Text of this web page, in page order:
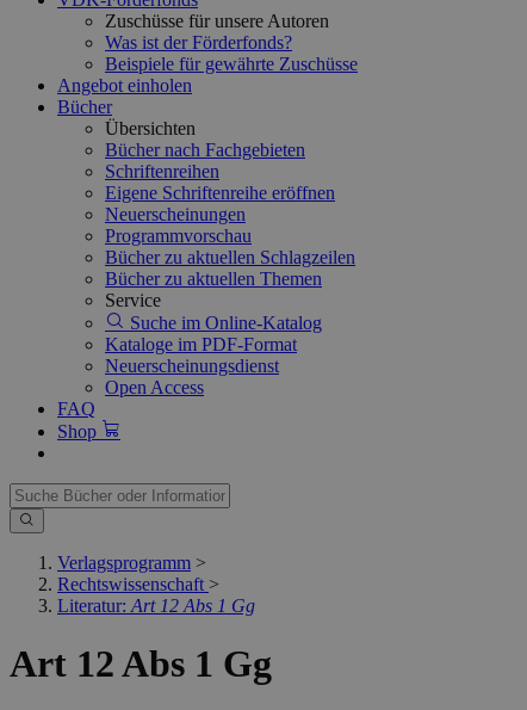
Zuschüsse für unsere Autoren
Was ist der Förderfonds?
Beispiele für gewährte Zuschüsse
Angebot einholen
Bücher
Übersichten
Bücher nach Fachgebieten
Schriftenreihen
Eigene Schriftenreihe eröffnen
Neuerscheinungen
Programmvorschau
Bücher zu aktuellen Schlagzeilen
Bücher zu aktuellen Themen
Service
Suche im Online-Katalog
Kataloge im PDF-Format
Neuerscheinungsdienst
Open Access
FAQ
Shop
Verlagsprogramm >
Rechtswissenschaft >
Literatur: Art 12 Abs 1 Gg
Art 12 Abs 1 Gg